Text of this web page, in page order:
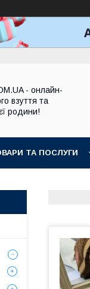
- онлайн-
взуття та
родини!
ТА ПОСЛУГИ